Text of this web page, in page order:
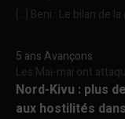
[…] Beni : Le bilan de
5 ans Avançons
Les Mai-mai ont
Nord-Kivu : plus
aux hostilités